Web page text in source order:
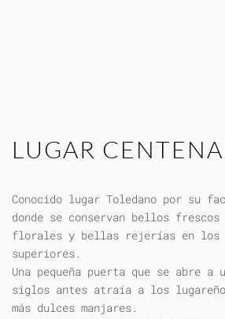
LUGAR
Conocido lugar Toledano por su
donde se conservan bellos frescos
florales y bellas rejerías en los
superiores.
Una pequeña puerta que se abre a
siglos antes atraía a los
más dulces manjares.